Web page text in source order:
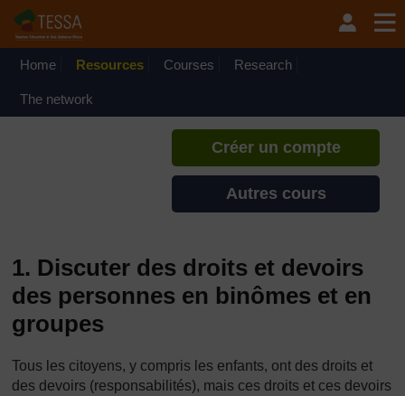
Home Resources Courses Research
The network
Si vous créez un compte, vous
pouvez établir un profil
Créer un compte
Autres cours
1. Discuter des droits et devoirs
des personnes en binômes et en
groupes
Tous les citoyens, y compris les enfants, ont des droits et
des devoirs (responsabilités), mais ces droits et ces devoirs